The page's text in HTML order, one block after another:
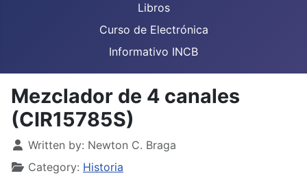
Libros
Curso de Electrónica
Informativo INCB
Mezclador de 4 canales
(CIR15785S)
Details
Written by: Newton C. Braga
Category: Historia